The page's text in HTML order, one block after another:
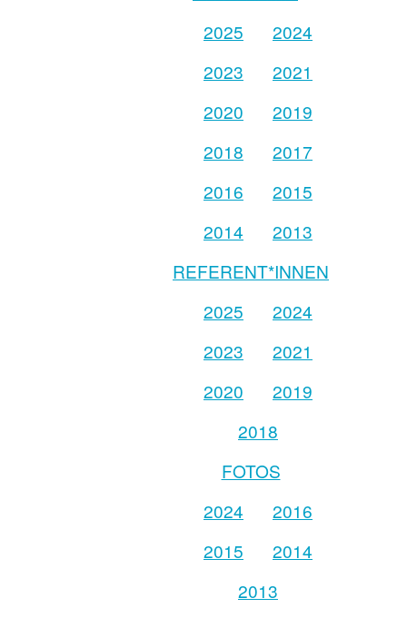
2025
2024
2023
2021
2020
2019
2018
2017
2016
2015
2014
2013
REFERENT*INNEN
2025
2024
2023
2021
2020
2019
2018
FOTOS
2024
2016
2015
2014
2013